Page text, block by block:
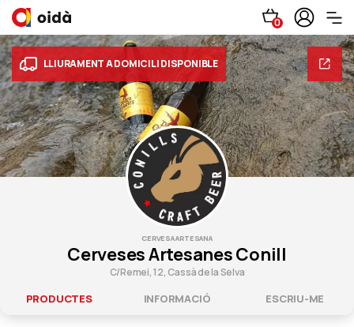
0
LLIURAMENT A DOMICILI DISPONIBLE
CERVESA ARTESANA
Cerveses Artesanes Conill
C/Remei, 12, Cassà de la Selva
PRODUCTES INFORMACIÓ ESCRIU-ME